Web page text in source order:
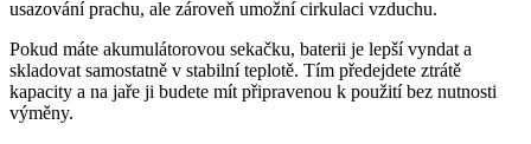
usazování prachu, ale zároveň umožní cirkulaci vzduchu.
Pokud máte akumulátorovou sekačku, baterii je lepší vyndat a
skladovat samostatně v stabilní teplotě. Tím předejdete ztrátě
kapacity a na jaře ji budete mít připravenou k použití bez nutnosti
výměny.